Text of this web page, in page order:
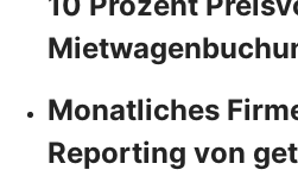
Monatliches
Reporting von